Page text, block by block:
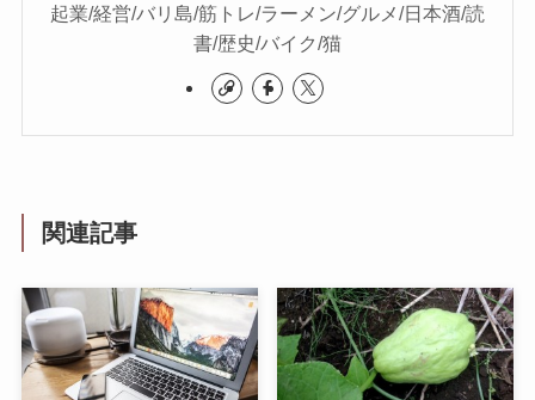
起業/経営/バリ島/筋トレ/ラーメン/グルメ/日本酒/読
書/歴史/バイク/猫
関連記事